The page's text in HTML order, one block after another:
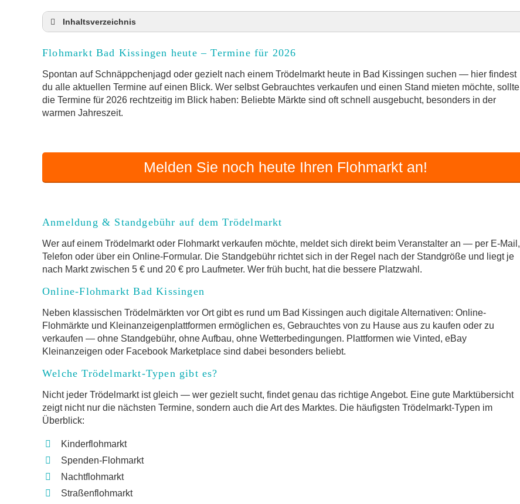
Inhaltsverzeichnis
Anmeldung & Standgebühr auf dem Trödelmarkt
Online-Flohmarkt Bad Kissingen
Welche Trödelmarkt-Typen gibt es?
Aktuelle Flohmarkt-Termine für Bad Kissingen und Umgebung
FAQ: Flohmarkt Bad Kissingen
Flohmarkt-Termin melden
Flohmarkt Bad Kissingen heute – Termine für 2026
Spontan auf Schnäppchenjagd oder gezielt nach einem Trödelmarkt heute in Bad Kissingen suchen — hier findest
du alle aktuellen Termine auf einen Blick. Wer selbst Gebrauchtes verkaufen und einen Stand mieten möchte, sollte
die Termine für 2026 rechtzeitig im Blick haben: Beliebte Märkte sind oft schnell ausgebucht, besonders in der
warmen Jahreszeit.
Melden Sie noch heute Ihren Flohmarkt an!
Anmeldung & Standgebühr auf dem Trödelmarkt
Wer auf einem Trödelmarkt oder Flohmarkt verkaufen möchte, meldet sich direkt beim Veranstalter an — per E-Mail,
Telefon oder über ein Online-Formular. Die Standgebühr richtet sich in der Regel nach der Standgröße und liegt je
nach Markt zwischen 5 € und 20 € pro Laufmeter. Wer früh bucht, hat die bessere Platzwahl.
Online-Flohmarkt Bad Kissingen
Neben klassischen Trödelmärkten vor Ort gibt es rund um Bad Kissingen auch digitale Alternativen: Online-
Flohmärkte und Kleinanzeigenplattformen ermöglichen es, Gebrauchtes von zu Hause aus zu kaufen oder zu
verkaufen — ohne Standgebühr, ohne Aufbau, ohne Wetterbedingungen. Plattformen wie Vinted, eBay
Kleinanzeigen oder Facebook Marketplace sind dabei besonders beliebt.
Welche Trödelmarkt-Typen gibt es?
Nicht jeder Trödelmarkt ist gleich — wer gezielt sucht, findet genau das richtige Angebot. Eine gute Marktübersicht
zeigt nicht nur die nächsten Termine, sondern auch die Art des Marktes. Die häufigsten Trödelmarkt-Typen im
Überblick:
Kinderflohmarkt
Spenden-Flohmarkt
Nachtflohmarkt
Straßenflohmarkt